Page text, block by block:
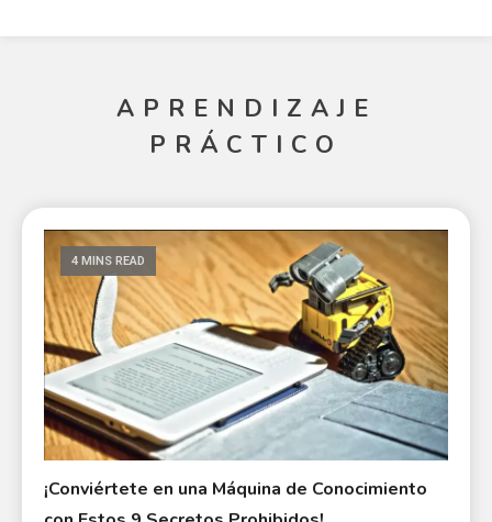
APRENDIZAJE
PRÁCTICO
4 MINS READ
¡Conviértete en una Máquina de Conocimiento